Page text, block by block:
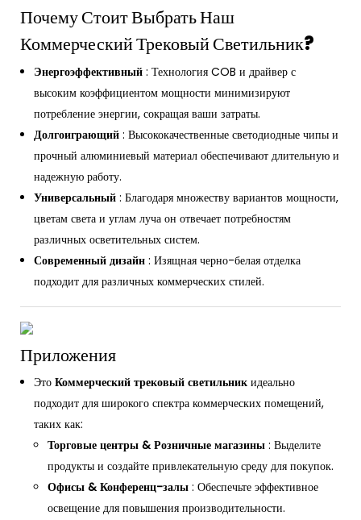
Почему Стоит Выбрать Наш
Коммерческий Трековый Светильник?
Энергоэффективный : Технология COB и драйвер с
высоким коэффициентом мощности минимизируют
потребление энергии, сокращая ваши затраты.
Долгоиграющий : Высококачественные светодиодные чипы и
прочный алюминиевый материал обеспечивают длительную и
надежную работу.
Универсальный : Благодаря множеству вариантов мощности,
цветам света и углам луча он отвечает потребностям
различных осветительных систем.
Современный дизайн : Изящная черно-белая отделка
подходит для различных коммерческих стилей.
Приложения
Это Коммерческий трековый светильник идеально
подходит для широкого спектра коммерческих помещений,
таких как:
Торговые центры & Розничные магазины : Выделите
продукты и создайте привлекательную среду для покупок.
Офисы & Конференц-залы : Обеспечьте эффективное
освещение для повышения производительности.